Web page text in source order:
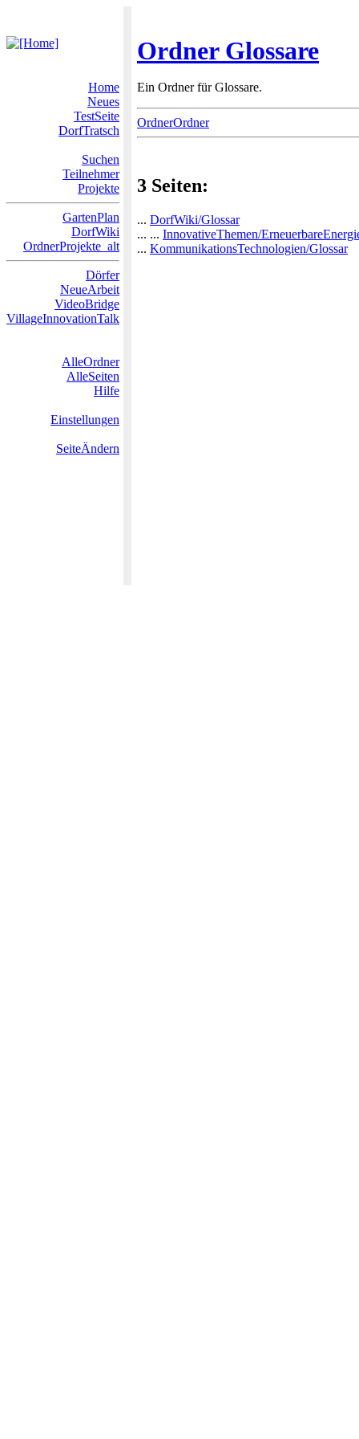
Ordner Glossare
Home
Neues
TestSeite
DorfTratsch
Suchen
Teilnehmer
Projekte
GartenPlan
DorfWiki
OrdnerProjekte_alt
Dörfer
NeueArbeit
VideoBridge
VillageInnovationTalk
AlleOrdner
AlleSeiten
Hilfe
Einstellungen
SeiteÄndern
Ein Ordner für Glossare.
OrdnerOrdner
3 Seiten:
... DorfWiki/Glossar
... ... InnovativeThemen/
... KommunikationsTechnologien/Glossar